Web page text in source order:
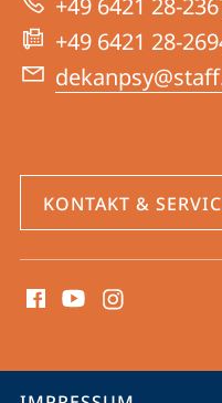
Website
+49 6421 28-
+49 6421 28-
KONTAKT &
Media
Service-